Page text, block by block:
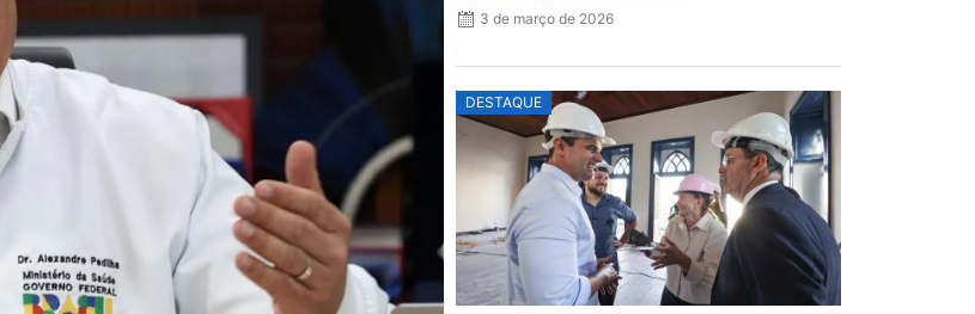
3 de março de 2026
DESTAQUE